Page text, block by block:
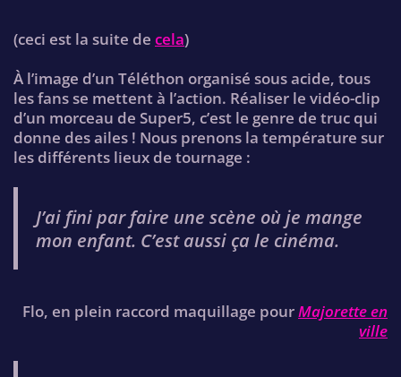
(ceci est la suite de cela)
À l’image d’un Téléthon organisé sous acide, tous
les fans se mettent à l’action. Réaliser le vidéo-clip
d’un morceau de Super5, c’est le genre de truc qui
donne des ailes ! Nous prenons la température sur
les différents lieux de tournage :
J’ai fini par faire une scène où je mange
mon enfant. C’est aussi ça le cinéma.
Flo, en plein raccord maquillage pourMajorette en
ville